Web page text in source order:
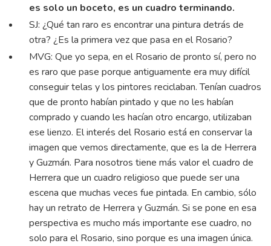
es solo un boceto, es un cuadro terminando.
SJ: ¿Qué tan raro es encontrar una pintura detrás de
otra? ¿Es la primera vez que pasa en el Rosario?
MVG: Que yo sepa, en el Rosario de pronto sí, pero no
es raro que pase porque antiguamente era muy difícil
conseguir telas y los pintores reciclaban. Tenían cuadros
que de pronto habían pintado y que no les habían
comprado y cuando les hacían otro encargo, utilizaban
ese lienzo. El interés del Rosario está en conservar la
imagen que vemos directamente, que es la de Herrera
y Guzmán. Para nosotros tiene más valor el cuadro de
Herrera que un cuadro religioso que puede ser una
escena que muchas veces fue pintada. En cambio, sólo
hay un retrato de Herrera y Guzmán. Si se pone en esa
perspectiva es mucho más importante ese cuadro, no
solo para el Rosario, sino porque es una imagen única.